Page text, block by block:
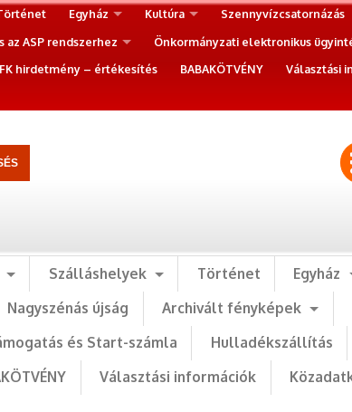
Egyház Kultúra Szennyvízcsatornázás
az ASP rendszerhez
Önkormányzati elektronikus
hirdetmény – értékesítés BABAKÖTVÉNY
Választási
Szálláshelyek Történet Egyház
Nagyszénás újság Archivált fényképek
és Start-számla
Hulladékszállítás
Választási információk